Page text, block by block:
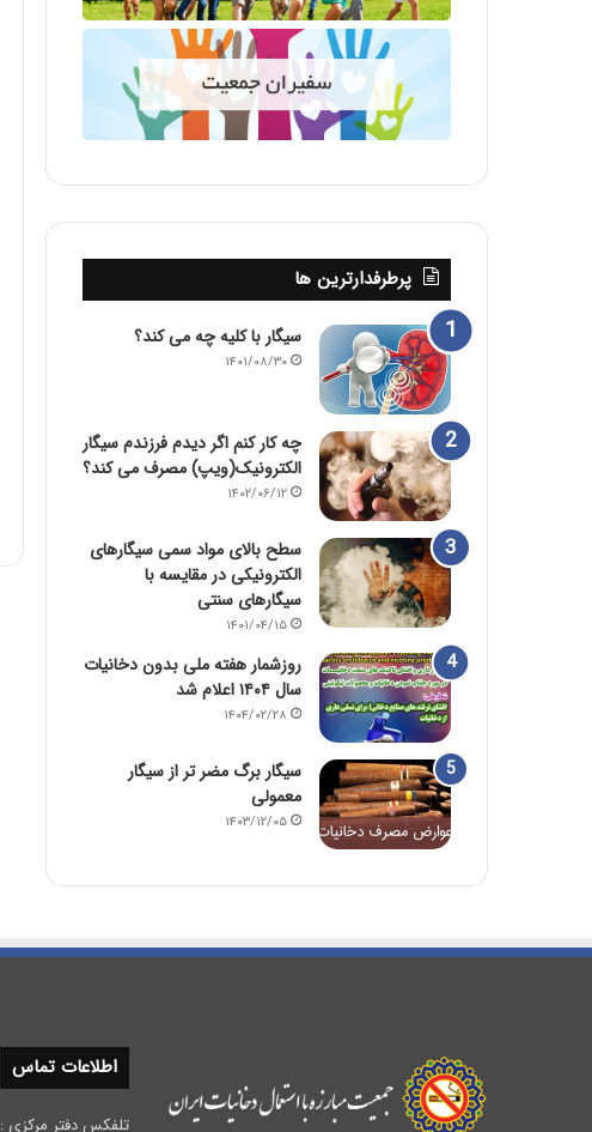
پرطرفدارترین ها
سیگار با کلیه چه می کند؟
۱۴۰۱/۰۸/۳۰
چه کار کنم اگر دیدم فرزندم سیگار
الکترونیک(ویپ) مصرف می کند؟
۱۴۰۲/۰۶/۱۲
سطح بالای مواد سمی سیگارهای
الکترونیکی در مقایسه با
سیگارهای سنتی
۱۴۰۱/۰۴/۱۵
روزشمار هفته ملی بدون دخانیات
سال ۱۴۰۴ اعلام شد
۱۴۰۴/۰۲/۲۸
سیگار برگ مضر تر از سیگار
معمولی
۱۴۰۳/۱۲/۰۵
اطلاعات تماس
تلفکس دفتر مرکزی : 2-88105001-021